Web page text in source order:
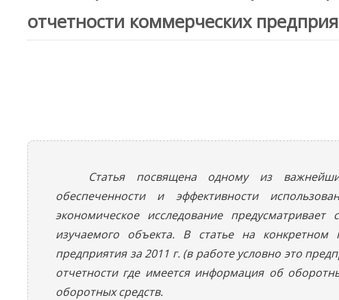
отчетности коммерческих
Статья посвящена одному из
обеспеченности и эффективности
экономическое исследование
изучаемого объекта. В статье на конкретном
предприятия за 2011 г. (в работе условно это
отчетности где имеется информация об
оборотных средств.